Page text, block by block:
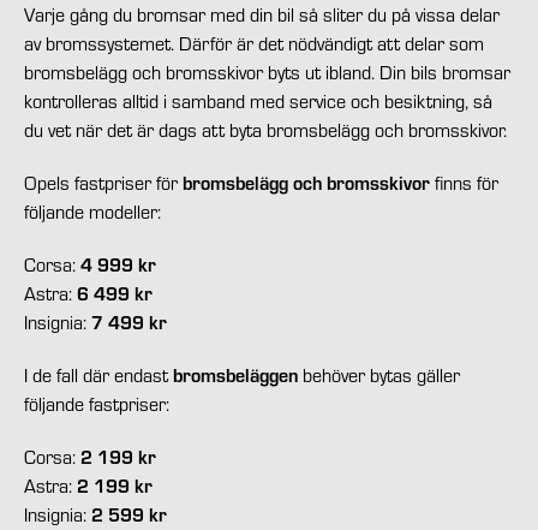
Varje gång du bromsar med din bil så sliter du på vissa delar
av bromssystemet. Därför är det nödvändigt att delar som
bromsbelägg och bromsskivor byts ut ibland. Din bils bromsar
kontrolleras alltid i samband med service och besiktning, så
du vet när det är dags att byta bromsbelägg och bromsskivor.
Opels fastpriser förbromsbelägg och bromsskivorfinns för
följande modeller:
Corsa:4 999 kr
Astra:6 499 kr
Insignia:7 499 kr
I de fall där endastbromsbeläggen behöver bytas gäller
följande fastpriser:
Corsa: 2 199 kr
Astra: 2 199 kr
Insignia: 2 599 kr